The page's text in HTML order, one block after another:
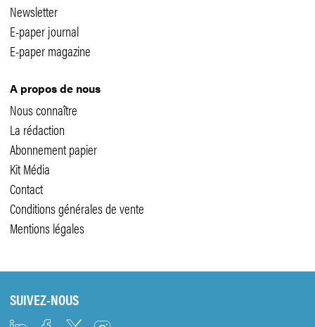
Newsletter
E-paper journal
E-paper magazine
A propos de nous
Nous connaître
La rédaction
Abonnement papier
Kit Média
Contact
Conditions générales de vente
Mentions légales
SUIVEZ-NOUS